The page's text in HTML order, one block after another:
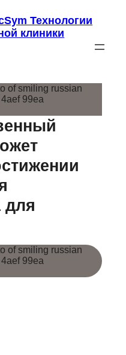
Технологии
клиники
для